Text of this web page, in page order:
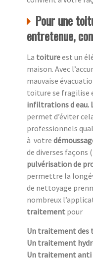
Pour une
entretenue,
La toitureest un
maison. Avec
mauvaise
toiture se fragilise
infiltrations d eau.
permet d’éviter
professionnels
à votre
de diverses façons (
pulvérisation de
permettre la
de nettoyage
nombreux
traitement pour
Un traitement des
Un traitement
Un traitement anti